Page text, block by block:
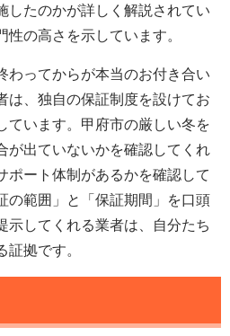
したのかが詳しく解説されてい
の高さを示しています。
わってからが本当のお付き合い
は、独自の保証制度を設けてお
ています。甲府市の厳しい冬を
が出ていないかを確認してくれ
ポート体制があるかを確認して
の範囲」と「保証期間」を口頭
示してくれる業者は、自分たち
拠です。